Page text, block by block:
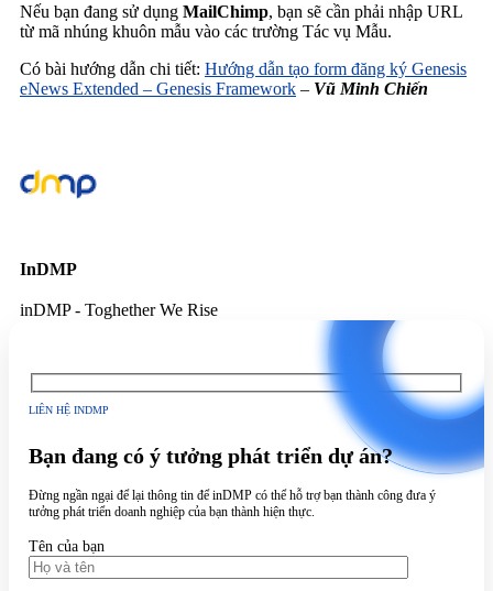
Nếu bạn đang sử dụng MailChimp, bạn sẽ cần phải nhập URL
từ mã nhúng khuôn mẫu vào các trường Tác vụ Mẫu.
Có bài hướng dẫn chi tiết: Hướng dẫn tạo form đăng ký Genesis
eNews Extended – Genesis Framework – Vũ Minh Chiến
InDMP
inDMP - Toghether We Rise
LIÊN HỆ INDMP
Bạn đang có ý tưởng phát triển dự án?
Đừng ngần ngại để lại thông tin để inDMP có thể hỗ trợ bạn thành công đưa ý
tưởng phát triển doanh nghiệp của bạn thành hiện thực.
Tên của bạn